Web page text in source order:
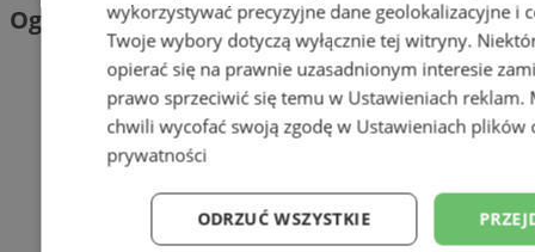
Ogłoszeniawykorzystywać precyzyjne dane geolokalizacyjne i
Twoje wybory dotyczą wyłącznie tej witryny.
opierać się na prawnie uzasadnionym interesie
prawo sprzeciwić się temu w Ustawieniach reklam.
chwili wycofać swoją zgodę w Ustawieniach plików
prywatności
ODRZUĆ WSZYSTKIE